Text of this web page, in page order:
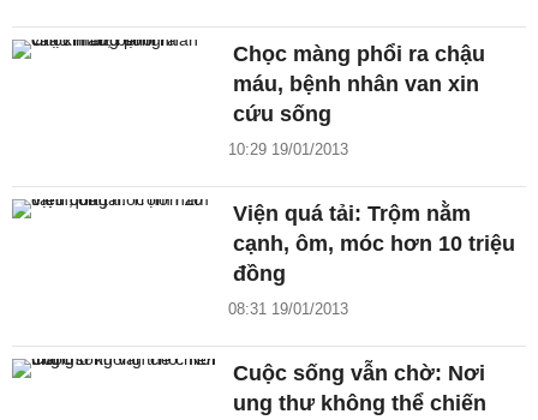
Chọc màng phổi ra chậu
máu, bệnh nhân van xin
cứu sống
10:29 19/01/2013
Viện quá tải: Trộm nằm
cạnh, ôm, móc hơn 10 triệu
đồng
08:31 19/01/2013
Cuộc sống vẫn chờ: Nơi
ung thư không thể chiến